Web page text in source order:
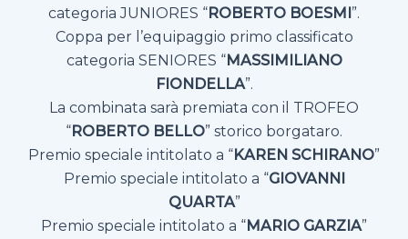
categoria JUNIORES “ ROBERTO BOESMI ”.
Coppa per l’equipaggio primo classificato
categoria SENIORES “MASSIMILIANO
FIONDELLA”.
La combinata sarà premiata con il TROFEO
“ ROBERTO BELLO” storico borgataro.
Premio speciale intitolato a “ KAREN SCHIRANO”
Premio speciale intitolato a “GIOVANNI
QUARTA”
Premio speciale intitolato a “ MARIO GARZIA”